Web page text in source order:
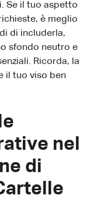
Se il tuo aspetto
è meglio
di includerla,
sfondo neutro e
Ricorda, la
il tuo viso ben
nel
di